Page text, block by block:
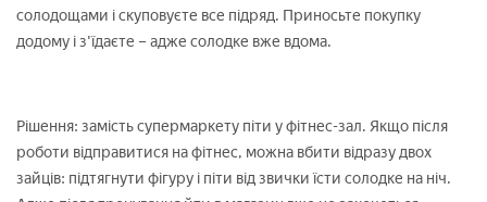
солодощами і скуповуєте все підряд. Приносьте покупку
додому і з'їдаєте – адже солодке вже вдома.
Рішення: замість супермаркету піти у фітнес-зал. Якщо після
роботи відправитися на фітнес, можна вбити відразу двох
зайців: підтягнути фігуру і піти від звички їсти солодке на ніч.